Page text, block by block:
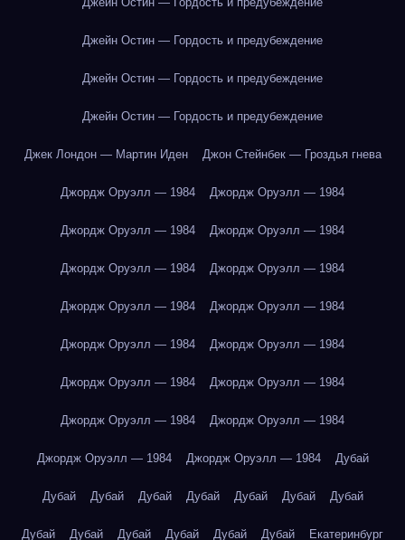
Джейн Остин — Гордость и предубеждение
Джейн Остин — Гордость и предубеждение
Джейн Остин — Гордость и предубеждение
Джек Лондон — Мартин Иден Джон Стейнбек — Гроздья гнева
Джордж Оруэлл — 1984 Джордж Оруэлл — 1984
Джордж Оруэлл — 1984 Джордж Оруэлл — 1984
Джордж Оруэлл — 1984 Джордж Оруэлл — 1984
Джордж Оруэлл — 1984 Джордж Оруэлл — 1984
Джордж Оруэлл — 1984 Джордж Оруэлл — 1984
Джордж Оруэлл — 1984 Джордж Оруэлл — 1984
Джордж Оруэлл — 1984 Джордж Оруэлл — 1984
Джордж Оруэлл — 1984 Джордж Оруэлл — 1984 Дубай
Дубай Дубай Дубай Дубай Дубай Дубай Дубай
Дубай Дубай Дубай Дубай Дубай Дубай Екатеринбург